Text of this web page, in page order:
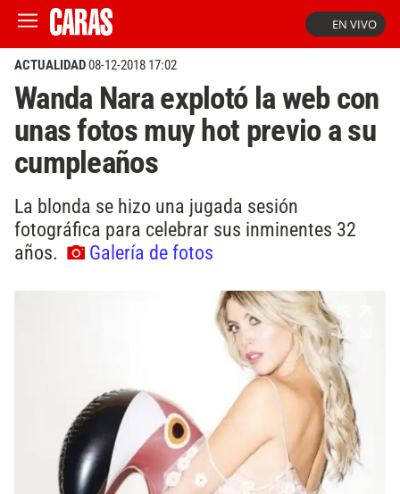
EN VIVO
ACTUALIDAD08-12-2018 17:02
Wanda Nara explotó la web con
unas fotos muy hot previo a su
cumpleaños
La blonda se hizo una jugada sesión
fotográfica para celebrar sus inminentes 32
años.
Galería de fotos